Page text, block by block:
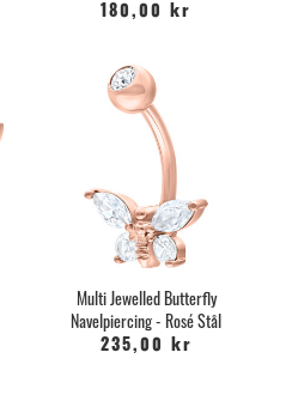
180,00 kr
Multi Jewelled Butterfly
Navelpiercing - Rosé Stål
235,00 kr